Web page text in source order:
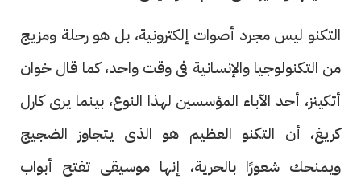
التكنو ليس مجرد أصوات إلكترونية، بل هو رحلة ومزيج
من التكنولوجيا والإنسانية فى وقت واحد، كما قال خوان
أتكينز، أحد الآباء المؤسسين لهذا النوع، بينما يرى كارل
كريغ، أن التكنو العظيم هو الذى يتجاوز الضجيج
ويمنحك شعورًا بالحرية، إنها موسيقى تفتح أبواب